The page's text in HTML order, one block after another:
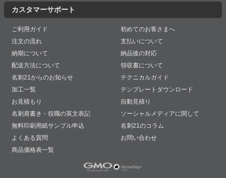
カスタマーサポート
ご利用ガイド
初めてのお客さまへ
注文の流れ
支払いについて
納期について
納品後の対応
配送方法について
領収書について
名刺21からのお知らせ
テクニカルガイド
加工一覧
テンプレートダウンロード
お見積もり
自動見積り
名刺肩書き・役職の英文表記
ソーシャルメディアに関して
無料印刷用紙サンプル申込
名刺21のコラム
よくある質問
お問い合わせ
商品価格表一覧